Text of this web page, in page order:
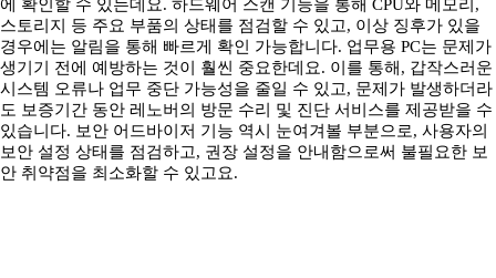
에 확인할 수 있는데요. 하드웨어 스캔 기능을 통해 CPU와 메모리,
스토리지 등 주요 부품의 상태를 점검할 수 있고, 이상 징후가 있을
경우에는 알림을 통해 빠르게 확인 가능합니다. 업무용 PC는 문제가
생기기 전에 예방하는 것이 훨씬 중요한데요. 이를 통해, 갑작스러운
시스템 오류나 업무 중단 가능성을 줄일 수 있고, 문제가 발생하더라
도 보증기간 동안 레노버의 방문 수리 및 진단 서비스를 제공받을 수
있습니다. 보안 어드바이저 기능 역시 눈여겨볼 부분으로, 사용자의
보안 설정 상태를 점검하고, 권장 설정을 안내함으로써 불필요한 보
안 취약점을 최소화할 수 있고요.